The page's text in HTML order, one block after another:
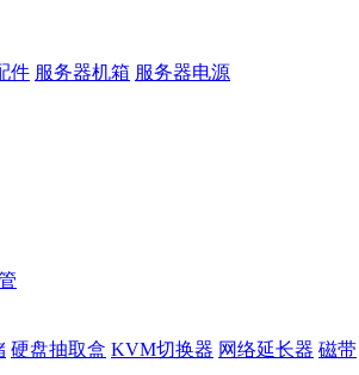
件 服务器机箱 服务器电源
硬盘抽取盒 KVM切换器 网络延长器 磁带